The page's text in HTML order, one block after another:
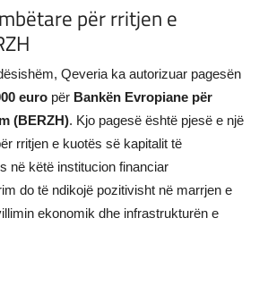
për rritjen e
Qeveria ka autorizuar pagesën
euro për Bankën Evropiane për
(BERZH). Kjo pagesë është pjesë e një
rritjen e kuotës së kapitalit të
në këtë institucion financiar
do të ndikojë pozitivisht në marrjen e
ekonomik dhe infrastrukturën e